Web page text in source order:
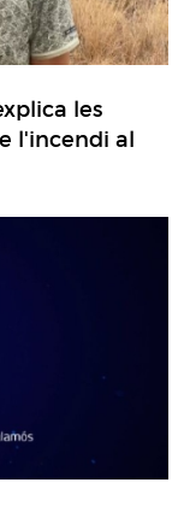
les
l'incendi al